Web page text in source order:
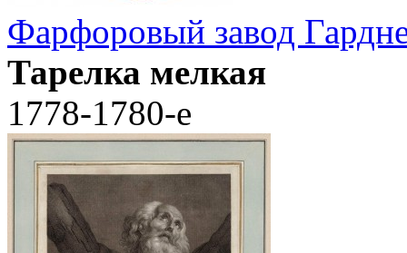
Фарфоровый завод
Тарелка мелкая
1778-1780-е